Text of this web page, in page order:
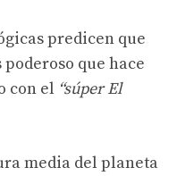
predicen que
que hace
con el “súper El
media del planeta